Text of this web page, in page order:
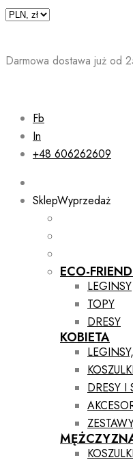
Skip
Darmowa dostawa już od
Fb
In
+48 606262609
SklepWyprzedaż
ECO-
LEGINSY
TOPY
DRESY
KOBIETA
DRESY I